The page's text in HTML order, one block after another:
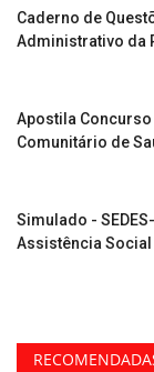
Caderno de
Administrativo da
Apostila
Comunitário de
Simulado -
Assistência Social